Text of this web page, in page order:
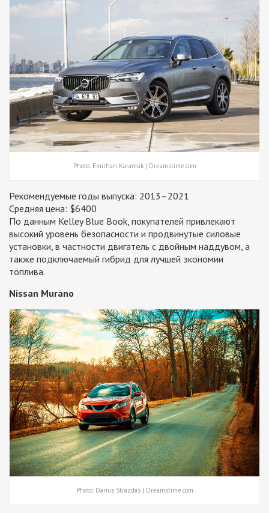
Photo: Emirhan Karamuk | Dreamstime.com
Рекомендуемые годы выпуска: 2013–2021
Средняя цена: $6400
По данным Kelley Blue Book, покупателей привлекают
высокий уровень безопасности и продвинутые силовые
установки, в частности двигатель с двойным наддувом, а
также подключаемый гибрид для лучшей экономии
топлива.
Nissan Murano
Photo: Darius Strazdas | Dreamstime.com